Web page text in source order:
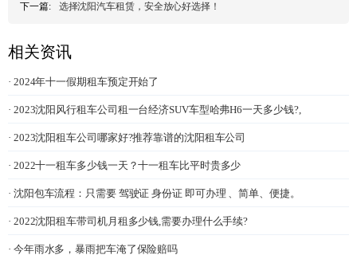
下一篇:
选择沈阳汽车租赁，安全放心好选择！
相关资讯
· 2024年十一假期租车预定开始了
· 2023沈阳风行租车公司租一台经济SUV车型哈弗H6一天多少钱?,
· 2023沈阳租车公司哪家好?推荐靠谱的沈阳租车公司
· 2022十一租车多少钱一天？十一租车比平时贵多少
· 沈阳包车流程：只需要 驾驶证 身份证 即可办理 、简单、便捷。
· 2022沈阳租车带司机月租多少钱,需要办理什么手续?
· 今年雨水多，暴雨把车淹了保险赔吗